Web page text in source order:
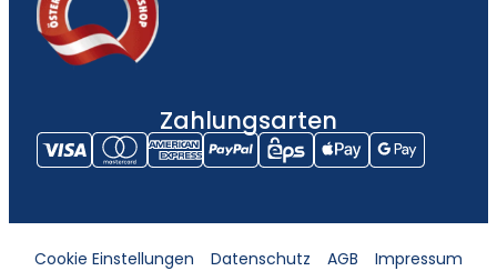
Zahlungsarten
Cookie Einstellungen Datenschutz AGB Impressum